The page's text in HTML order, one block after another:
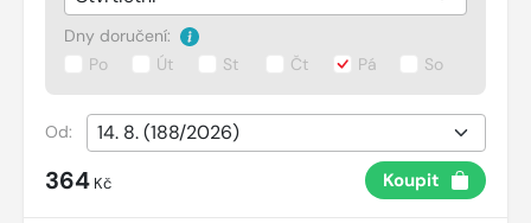
Dny doručení:
Po
Út St Čt Pá So
Od:
364 Kč Koupit